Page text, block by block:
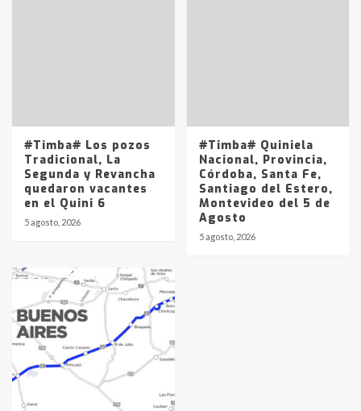
#Timba# Los pozos
Tradicional, La
Segunda y Revancha
quedaron vacantes
en el Quini 6
5 agosto, 2026
#Timba# Quiniela
Nacional, Provincia,
Córdoba, Santa Fe,
Santiago del Estero,
Montevideo del 5 de
Agosto
5 agosto, 2026